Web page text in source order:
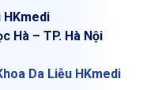
HKmedi
Hà – TP. Hà Nội
Da Liễu HKmedi